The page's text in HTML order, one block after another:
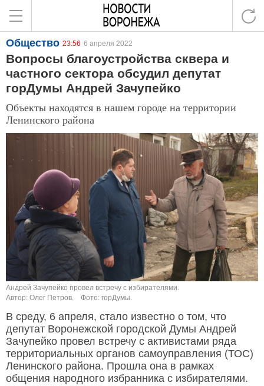
Общество 23:56 6 апреля 2022
Вопросы благоустройства сквера и
частного сектора обсудил депутат
горДумы Андрей Зачупейко
Объекты находятся в нашем городе на территории
Ленинского района
Андрей Зачупейко провел встречу с избирателями.
Автор: Олег Петров.
Фото: горДумы.
В среду, 6 апреля, стало известно о том, что
депутат Воронежской городской Думы Андрей
Зачупейко провел встречу с активистами ряда
территориальных органов самоуправления (ТОС)
Ленинского района. Прошла она в рамках
общения народного избранника с избирателями.